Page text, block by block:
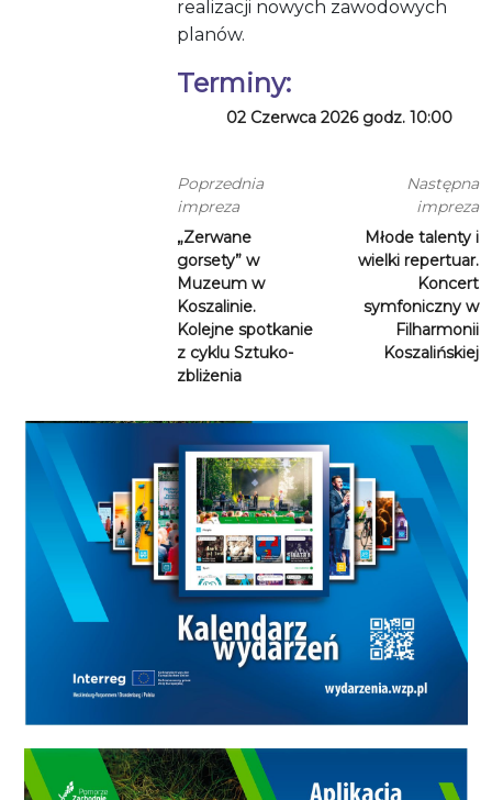
realizacji nowych zawodowych
planów.
Terminy:
02 Czerwca 2026 godz. 10:00
Poprzednia
impreza
„Zerwane
gorsety” w
Muzeum w
Koszalinie.
Kolejne spotkanie
z cyklu Sztuko-
zbliżenia
Następna
impreza
Młode talenty i
wielki repertuar.
Koncert
symfoniczny w
Filharmonii
Koszalińskiej